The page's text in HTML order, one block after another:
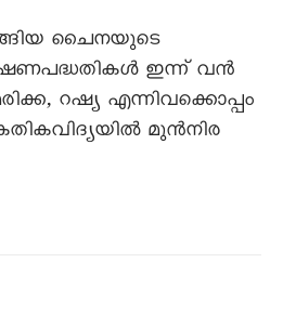
ചൈനയുടെ
ഇന്ന്‌ വൻ
റഷ്യ എന്നിവക്കൊപ്പം
മുൻനിര